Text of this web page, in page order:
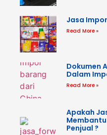
Jasa
Read More »
Dokumen
Dalam
Read More »
Apakah
Penjual ?